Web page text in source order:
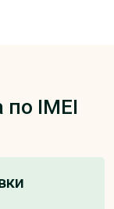
по IMEI